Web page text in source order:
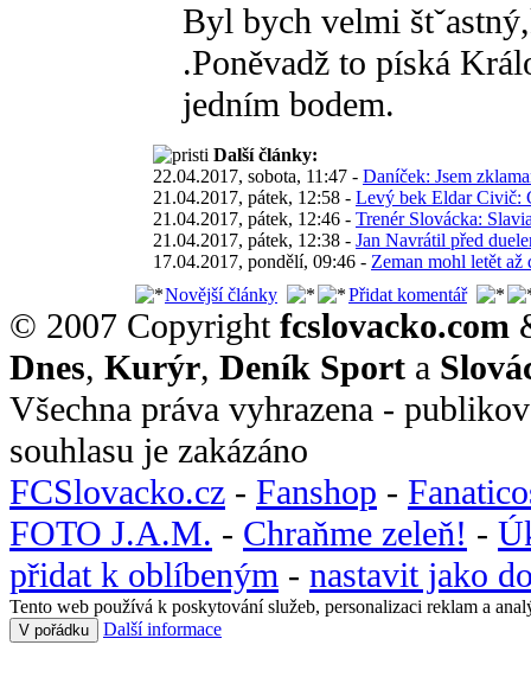
Byl bych velmi
.Poněvadž to píská
jedním bodem.
Další články:
22.04.2017, sobota, 11:47 - Daníček: Jsem
21.04.2017, pátek, 12:58 - Levý bek Eldar Civič:
21.04.2017, pátek, 12:46 - Trenér Slovácka:
21.04.2017, pátek, 12:38 - Jan Navrátil před
17.04.2017, pondělí, 09:46 - Zeman mohl letět
Novější články
Přidat komentář
© 2007 Copyright fcslovacko.com
Dnes, Kurýr, Deník Sport a
Všechna práva vyhrazena -
souhlasu je zakázáno
FCSlovacko.cz - Fanshop -
FOTO J.A.M. - Chraňme zeleň! -
přidat k oblíbeným - nastavit jako
Tento web používá k poskytování služeb, personalizaci reklam a
V pořádku Další informace